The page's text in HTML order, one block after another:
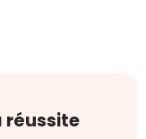
réussite